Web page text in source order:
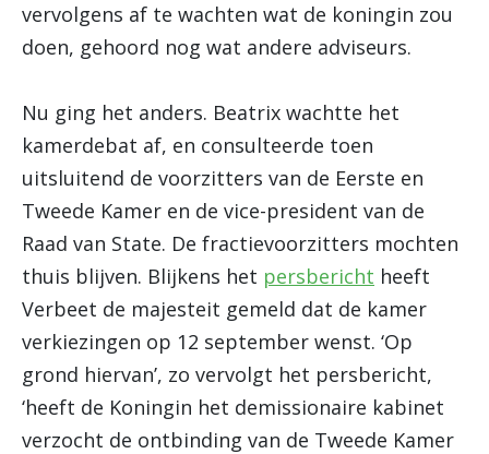
vervolgens af te wachten wat de koningin zou
doen, gehoord nog wat andere adviseurs.
Nu ging het anders. Beatrix wachtte het
kamerdebat af, en consulteerde toen
uitsluitend de voorzitters van de Eerste en
Tweede Kamer en de vice-president van de
Raad van State. De fractievoorzitters mochten
thuis blijven. Blijkens het persbericht heeft
Verbeet de majesteit gemeld dat de kamer
verkiezingen op 12 september wenst. ‘Op
grond hiervan’, zo vervolgt het persbericht,
‘heeft de Koningin het demissionaire kabinet
verzocht de ontbinding van de Tweede Kamer